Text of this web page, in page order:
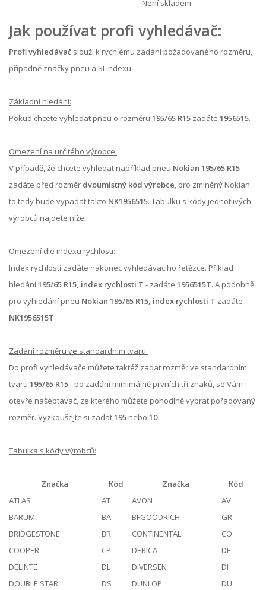
Není skladem
Jak používat profi vyhledávač:
Profi vyhledávač slouží k rychlému zadání požadovaného rozměru,
případně značky pneu a SI indexu.
Základní hledání:
Pokud chcete vyhledat pneu o rozměru 195/65 R15 zadáte 1956515.
Omezení na určitého výrobce:
V případě, že chcete vyhledat například pneu Nokian 195/65 R15
zadáte před rozměr dvoumístný kód výrobce, pro zmíněný Nokian
to tedy bude vypadat takto NK1956515. Tabulku s kódy jednotlivých
výrobců najdete níže.
Omezení dle indexu rychlosti:
Index rychlosti zadáte nakonec vyhledávacího řetězce. Příklad
hledání195/65 R15, index rychlosti T - zadáte 1956515T. A podobně
pro vyhledání pneu Nokian 195/65 R15, index rychlosti T zadáte
NK1956515T.
Zadání rozměru ve standardním tvaru:
Do profi vyhledávače můžete taktéž zadat rozměr ve standardním
tvaru 195/65 R15- po zadání mimimálně prvních tří znaků, se Vám
otevře našeptávač, ze kterého můžete pohodlně vybrat pořadovaný
rozměr. Vyzkoušejte si zadat195 nebo 10-.
Tabulka s kódy výrobců:
Značka Kód Značka
Kód
ATLAS
AT AVON
AV
BARUM
BA BFGOODRICH
GR
BRIDGESTONE
BR CONTINENTAL
CO
COOPER
CP DEBICA
DE
DELINTE
DL DIVERSEN
DI
DOUBLE STAR
DS DUNLOP
DU